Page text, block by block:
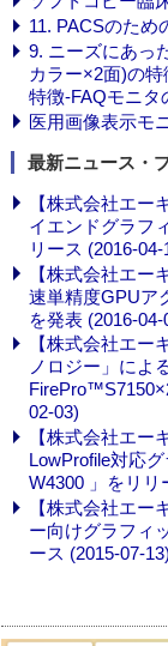
11. PACSのため
9. ニーズにあっ
カラー×2面)の
特徴-FAQモニタ
医用画像表示モ
最新ニュース・
【株式会社エー
イエンドグラフ
リース (2016-04-
【株式会社エー
速単精度GPUア
を発表 (2016-04-
【株式会社エー
ノロジー」によ
02-03)
【株式会社エー
LowProfile対応
W4300 」をリリ
【株式会社エー
ー向けグラフィ
ース (2015-07-13)